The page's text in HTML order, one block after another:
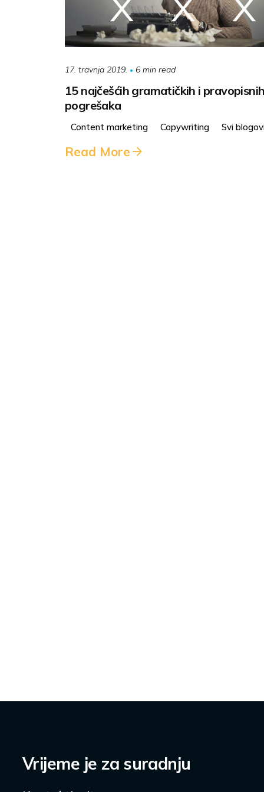
17. travnja 2019. 6 min read
15 najčešćih gramatičkih i
pogrešaka
Content marketing Copywriting Svi
Read More
Vrijeme je za suradnju